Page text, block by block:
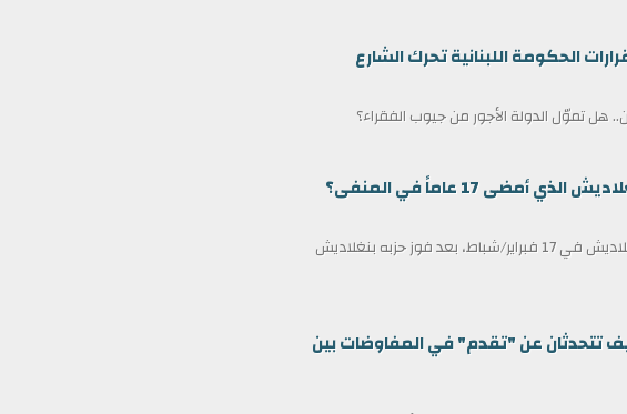
الحكومة اللبنانية تحرك الشارع
هل تموّل الدولة الأجور من جيوب الفقراء؟
17 عاماً في المنفى؟
أدى طارق رحمن اليمين كرئيس وزراء لبنغلاديش في 17 فبراير/شباط، بعد فوز حزبه بنغلاديش
تتحدثان عن "تقدم" في المفاوضات بين